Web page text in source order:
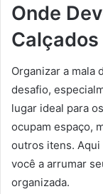
Onde
Organizar a mala
desafio,
lugar ideal para
ocupam espaço,
outros itens. Aqui
você a arrumar
organizada.